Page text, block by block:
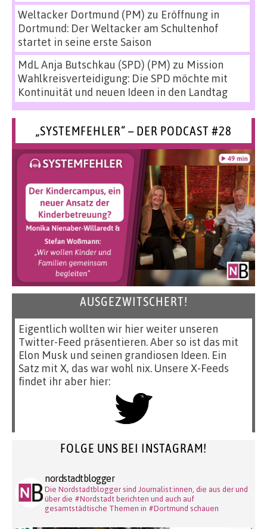
Weltacker Dortmund (PM) zu Eröffnung in
Dortmund: Der Weltacker am Schultenhof
startet in seine erste Saison
MdL Anja Butschkau (SPD) (PM) zu Mission
Wahlkreisverteidigung: Die SPD möchte mit
Kontinuität und neuen Ideen in den Landtag
„SYSTEMFEHLER“ – DER PODCAST #28
AUSGEZWITSCHERT!
Eigentlich wollten wir hier weiter unseren
Twitter-Feed präsentieren. Aber so ist das mit
Elon Musk und seinen grandiosen Ideen. Ein
Satz mit X, das war wohl nix. Unsere X-Feeds
findet ihr aber hier:
FOLGE UNS BEI INSTAGRAM!
nordstadtblogger
Die Nordstadtblogger sind Journalist:innen, die aus der und
über die #Nordstadt berichten und auch auf
gesamtstädtische Themen in #Dortmund schauen